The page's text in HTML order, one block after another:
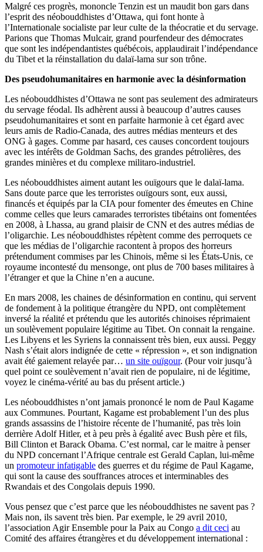
Malgré ces progrès, mononcle Tenzin est un maudit bon gars dans
l’esprit des néobouddhistes d’Ottawa, qui font honte à
l’Internationale socialiste par leur culte de la théocratie et du servage.
Parions que Thomas Mulcair, grand pourfendeur des démocrates
que sont les indépendantistes québécois, applaudirait l’indépendance
du Tibet et la réinstallation du dalaï-lama sur son trône.
Des pseudohumanitaires en harmonie avec la désinformation
Les néobouddhistes d’Ottawa ne sont pas seulement des admirateurs
du servage féodal. Ils adhèrent aussi à beaucoup d’autres causes
pseudohumanitaires et sont en parfaite harmonie à cet égard avec
leurs amis de Radio-Canada, des autres médias menteurs et des
ONG à gages. Comme par hasard, ces causes concordent toujours
avec les intérêts de Goldman Sachs, des grandes pétrolières, des
grandes minières et du complexe militaro-industriel.
Les néobouddhistes aiment autant les ouïgours que le dalaï-lama.
Sans doute parce que les terroristes ouïgours sont, eux aussi,
financés et équipés par la CIA pour fomenter des émeutes en Chine
comme celles que leurs camarades terroristes tibétains ont fomentées
en 2008, à Lhassa, au grand plaisir de CNN et des autres médias de
l’oligarchie. Les néobouddhistes répètent comme des perroquets ce
que les médias de l’oligarchie racontent à propos des horreurs
prétendument commises par les Chinois, même si les États-Unis, ce
royaume incontesté du mensonge, ont plus de 700 bases militaires à
l’étranger et que la Chine n’en a aucune.
En mars 2008, les chaines de désinformation en continu, qui servent
de fondement à la politique étrangère du NPD, ont complètement
inversé la réalité et prétendu que les autorités chinoises réprimaient
un soulèvement populaire légitime au Tibet. On connait la rengaine.
Les Libyens et les Syriens la connaissent très bien, eux aussi. Peggy
Nash s’était alors indignée de cette « répression », et son indignation
avait été gaiement relayée par… un site ouïgour. (Pour voir jusqu’à
quel point ce soulèvement n’avait rien de populaire, ni de légitime,
voyez le cinéma-vérité au bas du présent article.)
Les néobouddhistes n’ont jamais prononcé le nom de Paul Kagame
aux Communes. Pourtant, Kagame est probablement l’un des plus
grands assassins de l’histoire récente de l’humanité, pas très loin
derrière Adolf Hitler, et à peu près à égalité avec Bush père et fils,
Bill Clinton et Barack Obama. C’est normal, car le maitre à penser
du NPD concernant l’Afrique centrale est Gerald Caplan, lui-même
un promoteur infatigable des guerres et du régime de Paul Kagame,
qui sont la cause des souffrances atroces et interminables des
Rwandais et des Congolais depuis 1990.
Vous pensez que c’est parce que les néobouddhistes ne savent pas ?
Mais non, ils savent très bien. Par exemple, le 29 avril 2010,
l’association Agir Ensemble pour la Paix au Congo a dit ceci au
Comité des affaires étrangères et du développement international :